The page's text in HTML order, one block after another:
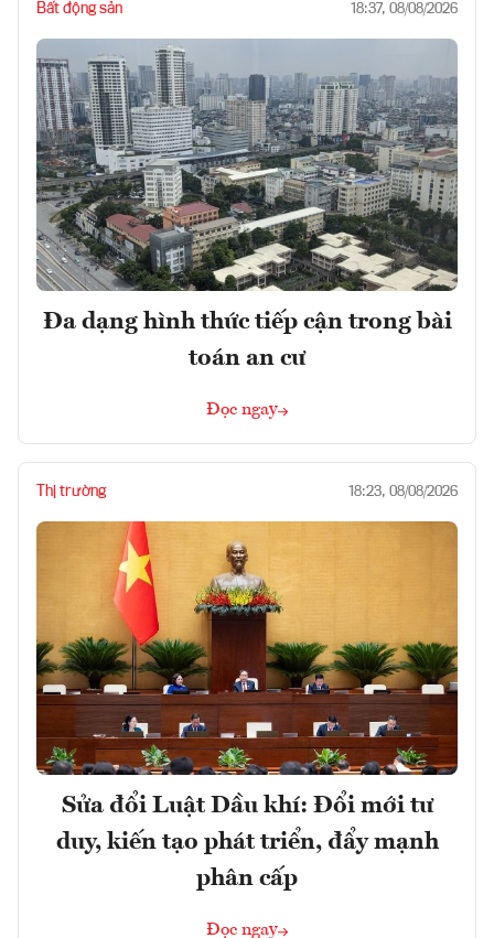
Bất động sản 18:37, 08/08/2026
Đa dạng hình thức tiếp cận trong bài
toán an cư
Đọc ngay
Thị trường 18:23, 08/08/2026
Sửa đổi Luật Dầu khí: Đổi mới tư
duy, kiến tạo phát triển, đẩy mạnh
phân cấp
Đọc ngay